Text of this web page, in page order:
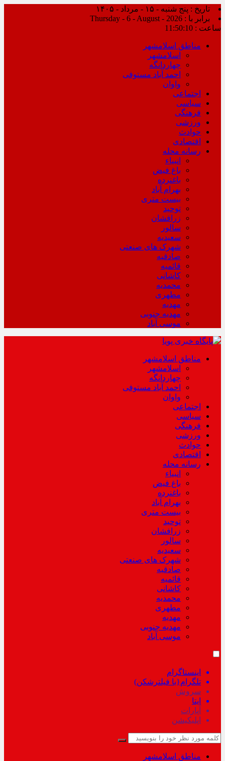
تاریخ : پنج شنبه - ۱۵ - مرداد - ۱۴۰۵
برابر با : Thursday - 6 - August - 2026
ساعت : 11:50:10
مناطق اسلامشهر
اسلامشهر
چهاردانگه
احمد آباد مستوفی
واوان
اجتماعی
سیاسی
فرهنگی
ورزشی
حوادث
اقتصادی
رسانه محله
انبیاء
باغ فیض
باغنرده
بهرام آباد
بیست متری
توحید
زرافشان
سالور
سعیدیه
شهرک های صنعتی
صادقیه
قائمیه
کاشانی
محمدیه
مطهری
مهدیه
مهدیه جنوبی
موسی آباد
مناطق اسلامشهر
اسلامشهر
چهاردانگه
احمد آباد مستوفی
واوان
اجتماعی
سیاسی
فرهنگی
ورزشی
حوادث
اقتصادی
رسانه محله
انبیاء
باغ فیض
باغنرده
بهرام آباد
بیست متری
توحید
زرافشان
سالور
سعیدیه
شهرک های صنعتی
صادقیه
قائمیه
کاشانی
محمدیه
مطهری
مهدیه
مهدیه جنوبی
موسی آباد
اینستاگرام
تلگرام{با فیلترشکن)
سروش
ایتا
آپارات
اپلیکیشن
مناطق اسلامشهر